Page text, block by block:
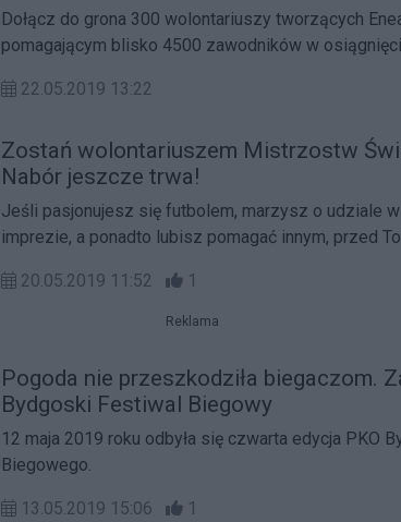
Dołącz do grona 300 wolontariuszy tworzących
pomagającym blisko 4500 zawodników w
22.05.2019 13:22
Zostań wolontariuszem Mistrzostw
Nabór jeszcze trwa!
Jeśli pasjonujesz się futbolem, marzysz o udziale
imprezie, a ponadto lubisz pomagać innym, przed
20.05.2019 11:52
1
Reklama
Pogoda nie przeszkodziła biegaczom.
Bydgoski Festiwal Biegowy
12 maja 2019 roku odbyła się czwarta edycja PKO
Biegowego.
13.05.2019 15:06 1